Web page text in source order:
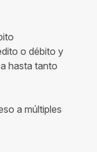
o débito y
hasta tanto
a múltiples